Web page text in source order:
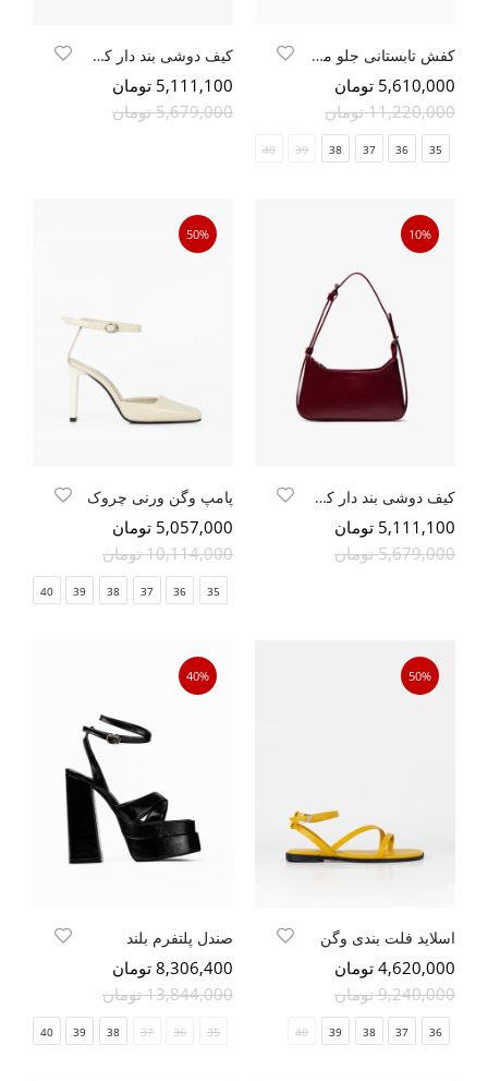
کفش تابستانی جلو مربعی
5,610,000 تومان
11,220,000 تومان
35
36
37
38
39
40
کیف دوشی بند دار کمربندی دوریتو
5,111,100 تومان
5,679,000 تومان
10%
کیف دوشی بند دار کمربندی دوریتو
5,111,100 تومان
5,679,000 تومان
50%
پامپ وگن ورنی چروک
5,057,000 تومان
10,114,000 تومان
35
36
37
38
39
40
50%
اسلاید فلت بندی وگن
4,620,000 تومان
9,240,000 تومان
36
37
38
39
40
40%
صندل پلتفرم بلند
8,306,400 تومان
13,844,000 تومان
35
36
37
38
39
40